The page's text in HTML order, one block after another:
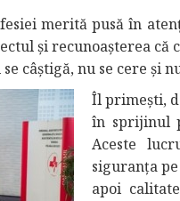
merită pusă în
și recunoașterea
câştigă, nu se cere şi
Îl primeşti,
în sprijinul
Aceste
siguranţa
apoi